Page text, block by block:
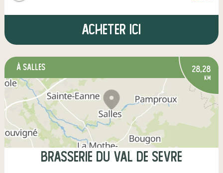
Acheter ici
à Salles 28,28
km
Brasserie du Val de Sevre